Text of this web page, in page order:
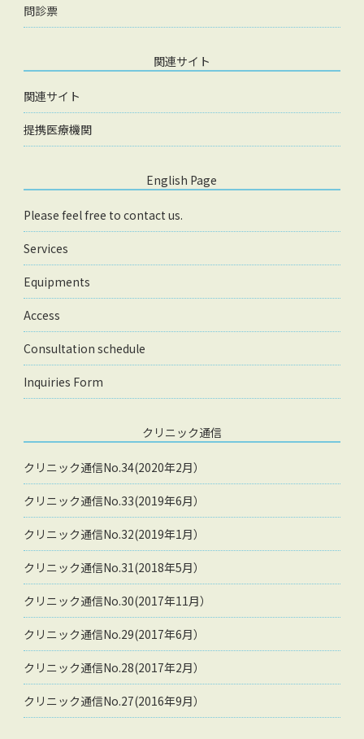
問診票
関連サイト
関連サイト
提携医療機関
English Page
Please feel free to contact us.
Services
Equipments
Access
Consultation schedule
Inquiries Form
クリニック通信
クリニック通信No.34(2020年2月）
クリニック通信No.33(2019年6月）
クリニック通信No.32(2019年1月）
クリニック通信No.31(2018年5月）
クリニック通信No.30(2017年11月）
クリニック通信No.29(2017年6月）
クリニック通信No.28(2017年2月）
クリニック通信No.27(2016年9月）